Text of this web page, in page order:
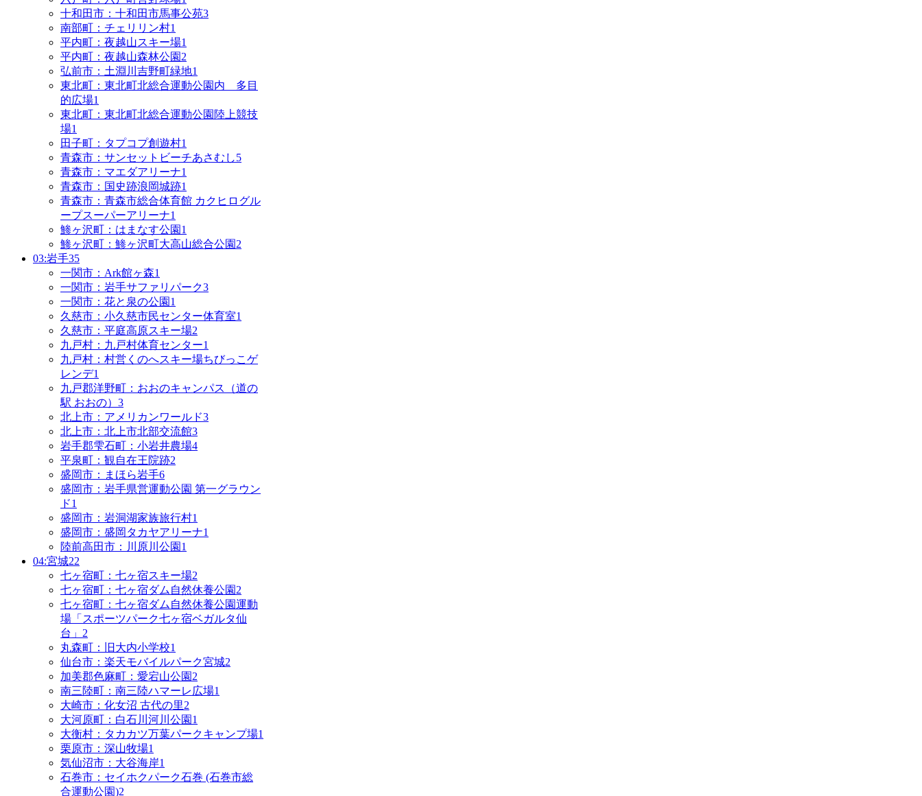
十和田市：十和田市馬事公苑3
南部町：チェリリン村1
平内町：夜越山スキー場1
平内町：夜越山森林公園 2
弘前市：土淵川吉野町緑地1
東北町：東北町北総合運動公園内 多目
的広場1
東北町：東北町北総合運動公園陸上競技
場1
田子町：タプコプ創遊村1
青森市：サンセットビーチあさむし5
青森市：マエダアリーナ1
青森市：国史跡浪岡城跡1
青森市：青森市総合体育館 カクヒログル
ープスーパーアリーナ1
鯵ヶ沢町：はまなす公園 1
鯵ヶ沢町：鯵ヶ沢町大高山総合公園 2
03:岩手35
一関市：Ark館ヶ森1
一関市：岩手サファリパーク3
一関市：花と泉の公園 1
久慈市：小久慈市民センター体育室1
久慈市：平庭高原スキー場2
九戸村：九戸村体育センター1
九戸村：村営くのへスキー場ちびっこゲ
レンデ1
九戸郡洋野町：おおのキャンパス（道の
駅 おおの） 3
北上市：アメリカンワールド3
北上市：北上市北部交流館3
岩手郡雫石町：小岩井農場4
平泉町：観自在王院跡2
盛岡市：まほら岩手6
盛岡市：岩手県営運動公園 第一グラウン
ド1
盛岡市：岩洞湖家族旅行村1
盛岡市：盛岡タカヤアリーナ1
陸前高田市：川原川公園 1
04:宮城22
七ヶ宿町：七ヶ宿スキー場2
七ヶ宿町：七ヶ宿ダム自然休養公園 2
七ヶ宿町：七ヶ宿ダム自然休養公園運動
場「スポーツパーク七ヶ宿ベガルタ仙
台」 2
丸森町：旧大内小学校1
仙台市：楽天モバイルパーク宮城2
加美郡色麻町：愛宕山公園 2
南三陸町：南三陸ハマーレ広場1
大崎市：化女沼 古代の里2
大河原町：白石川河川公園 1
大衡村：タカカツ万葉パークキャンプ場1
栗原市：深山牧場1
気仙沼市：大谷海岸1
石巻市：セイホクパーク石巻 (石巻市総
合運動公園)2